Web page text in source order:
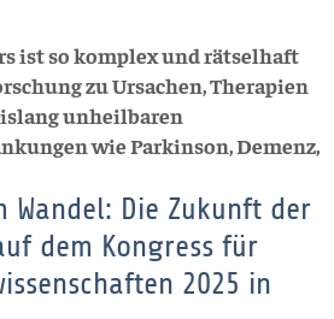
ist so komplex und rätselhaft
zu Ursachen, Therapien
unheilbaren
wie Parkinson, Demenz,
Wandel: Die Zukunft der
dem Kongress für
2025 in